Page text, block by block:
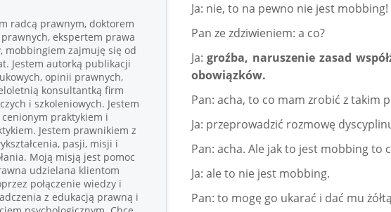
Ja: nie, to na pewno nie jest mobbing!
Pan ze zdziwieniem: a co?
Ja:groźba, naruszenie zasad
obowiązków.
Pan: acha, to co mam zrobić z takim
Ja: przeprowadzić rozmowę
Pan: acha. Ale jak to jest mobbing to
Ja: ale to nie jest mobbing.
Pan: to mogę go ukarać i dać mu
radcą prawnym, doktorem
ekspertem prawa
mobbingiem zajmuję się od
Jestem autorką publikacji
opinii prawnych,
konsultantką firm
i szkoleniowych. Jestem
cenionym praktykiem i
Jestem prawnikiem z
pasji, misji i
Moją misją jest pomoc
udzielana klientom
połączenie wiedzy i
z edukacją prawną i